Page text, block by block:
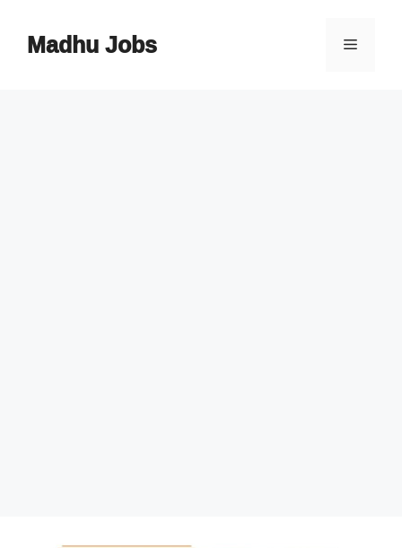
contentMadhu Jobs Menu